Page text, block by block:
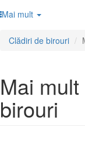
Mai mult
Clădiri de birouri
Mai
birouri